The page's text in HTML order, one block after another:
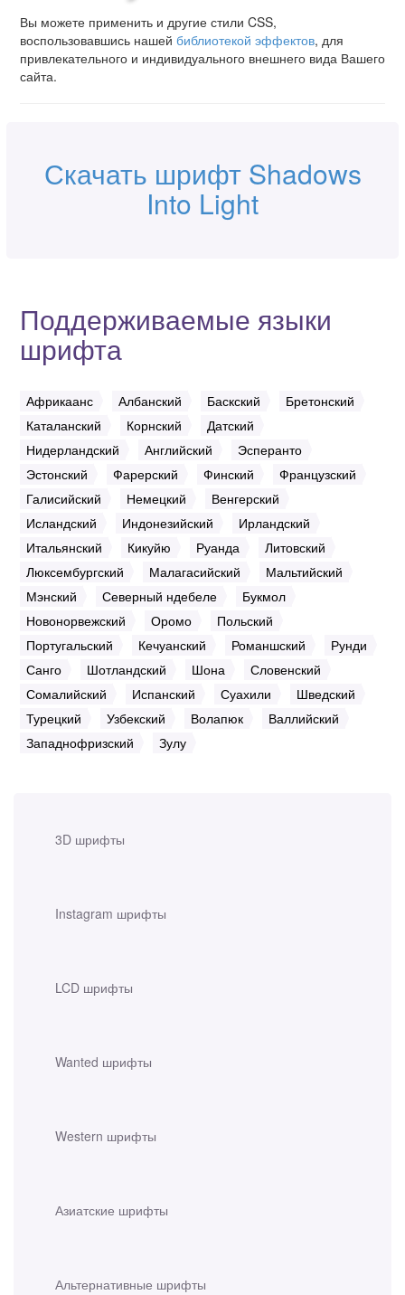
3D шрифты
Instagram шрифты
LCD шрифты
Wanted шрифты
Western шрифты
Азиатские шрифты
Альтернативные шрифты
Вы можете применить и другие стили CSS,
воспользовавшись нашей библиотекой эффектов, для
привлекательного и индивидуального внешнего вида Вашего
сайта.
Скачать шрифт Shadows
Into Light
Поддерживаемые языки
шрифта
Африкаанс Албанский Баскский
Бретонский
Каталанский
Корнский
Датский
Нидерландский
Английский
Эсперанто
Эстонский
Фарерский Финский
Французский
Галисийский
Немецкий
Венгерский
Исландский
Индонезийский
Ирландский
Итальянский
Кикуйю Руанда
Литовский
Люксембургский
Малагасийский
Мальтийский
Мэнский
Северный ндебеле
Букмол
Новонорвежский
Оромо
Польский
Португальский
Кечуанский Романшский
Рунди
Санго
Шотландский Шона
Словенский
Сомалийский
Испанский Суахили
Шведский
Турецкий
Узбекский Волапюк
Валлийский
Западнофризский
Зулу